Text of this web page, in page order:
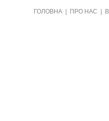
ГОЛОВНА ПРО НАС